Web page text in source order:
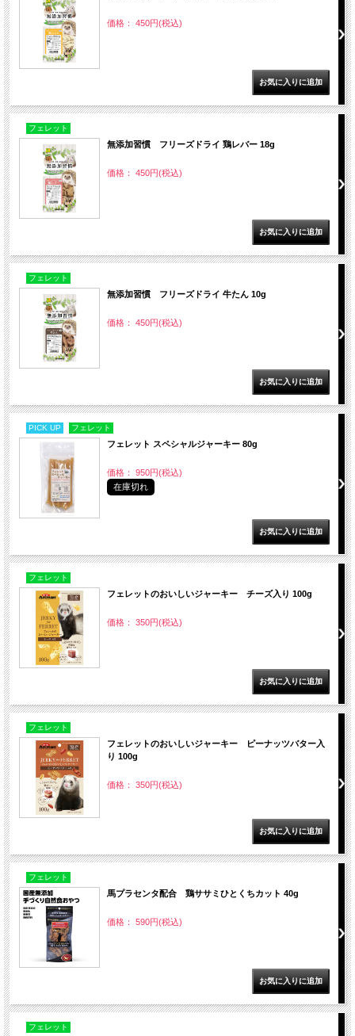
価格： 450円(税込)
フェレット
無添加習慣 フリーズドライ 鶏レバー 18g
価格： 450円(税込)
フェレット
無添加習慣 フリーズドライ 牛たん 10g
価格： 450円(税込)
PICK UP フェレット
フェレット スペシャルジャーキー 80g
価格： 950円(税込)
在庫切れ
フェレット
フェレットのおいしいジャーキー チーズ入り 100g
価格： 350円(税込)
フェレット
フェレットのおいしいジャーキー ピーナッツバター入
り 100g
価格： 350円(税込)
フェレット
馬プラセンタ配合 鶏ササミひとくちカット 40g
価格： 590円(税込)
フェレット